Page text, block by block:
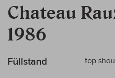
Chateau
1986
Mehr
Füllstand top
der
Bildergalerie
springen